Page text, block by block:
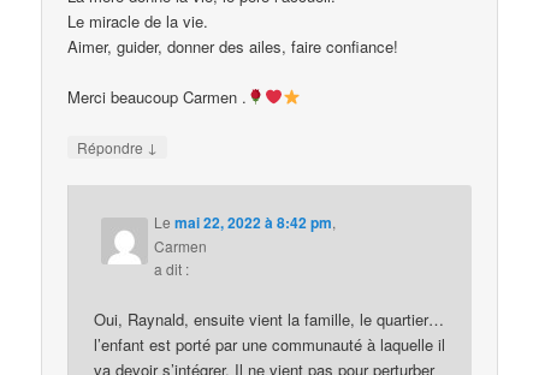
Le miracle de la vie.
Aimer, guider, donner des ailes, faire confiance!
Merci beaucoup Carmen .
Répondre ↓
Lemai 22, 2022 à 8:42 pm,
Carmen
a dit :
Oui, Raynald, ensuite vient la famille, le quartier…
l’enfant est porté par une communauté à laquelle il
va devoir s’intégrer. Il ne vient pas pour perturber